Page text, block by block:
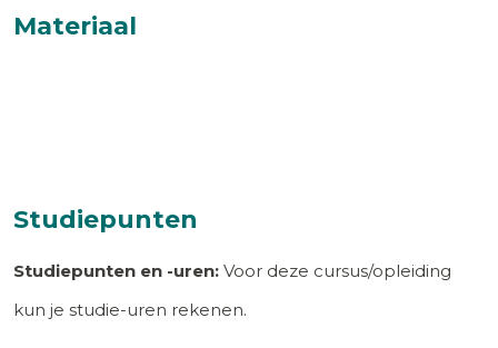
Materiaal
Studiepunten
Studiepunten en -uren: Voor deze cursus/opleiding
kun je studie-uren rekenen.